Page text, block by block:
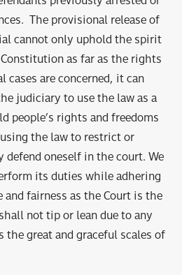
The provisional release of
cannot only uphold the spirit
as far as the rights
are concerned, it can
judiciary to use the law as a
rights and freedoms
the law to restrict or
oneself in the court. We
its duties while adhering
fairness as the Court is the
not tip or lean due to any
great and graceful scales of